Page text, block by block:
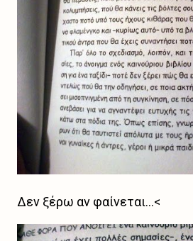
Δεν ξέρω αν φαίνεται...<